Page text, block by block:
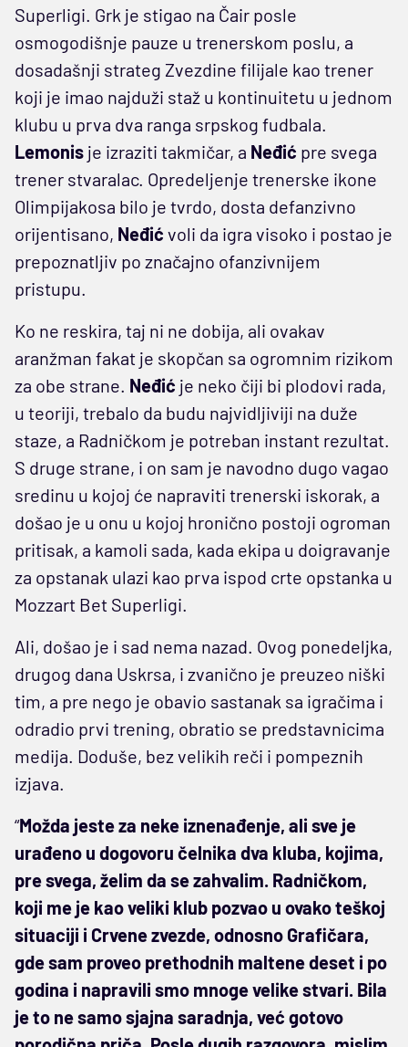
Superligi. Grk je stigao na Čair posle
osmogodišnje pauze u trenerskom poslu, a
dosadašnji strateg Zvezdine filijale kao trener
koji je imao najduži staž u kontinuitetu u jednom
klubu u prva dva ranga srpskog fudbala.
Lemonis je izraziti takmičar, a Neđić pre svega
trener stvaralac. Opredeljenje trenerske ikone
Olimpijakosa bilo je tvrdo, dosta defanzivno
orijentisano, Neđić voli da igra visoko i postao je
prepoznatljiv po značajno ofanzivnijem
pristupu.
Ko ne reskira, taj ni ne dobija, ali ovakav
aranžman fakat je skopčan sa ogromnim rizikom
za obe strane. Neđić je neko čiji bi plodovi rada,
u teoriji, trebalo da budu najvidljiviji na duže
staze, a Radničkom je potreban instant rezultat.
S druge strane, i on sam je navodno dugo vagao
sredinu u kojoj će napraviti trenerski iskorak, a
došao je u onu u kojoj hronično postoji ogroman
pritisak, a kamoli sada, kada ekipa u doigravanje
za opstanak ulazi kao prva ispod crte opstanka u
Mozzart Bet Superligi.
Ali, došao je i sad nema nazad. Ovog ponedeljka,
drugog dana Uskrsa, i zvanično je preuzeo niški
tim, a pre nego je obavio sastanak sa igračima i
odradio prvi trening, obratio se predstavnicima
medija. Doduše, bez velikih reči i pompeznih
izjava.
“Možda jeste za neke iznenađenje, ali sve je
urađeno u dogovoru čelnika dva kluba, kojima,
pre svega, želim da se zahvalim. Radničkom,
koji me je kao veliki klub pozvao u ovako teškoj
situaciji i Crvene zvezde, odnosno Grafičara,
gde sam proveo prethodnih maltene deset i po
godina i napravili smo mnoge velike stvari. Bila
je to ne samo sjajna saradnja, već gotovo